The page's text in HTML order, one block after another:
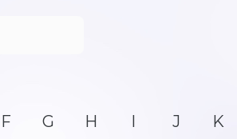
F G H I J K